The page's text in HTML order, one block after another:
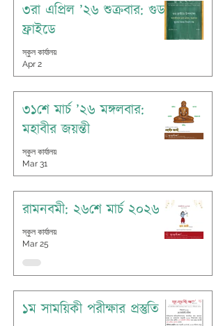
৩রা এপ্রিল ’২৬ শুক্রবার: গুড
ফ্রাইডে
স্কুল কার্যালয়
Apr 2
৩১শে মার্চ ’২৬ মঙ্গলবার:
মহাবীর জয়ন্তী
স্কুল কার্যালয়
Mar 31
রামনবমী: ২৬শে মার্চ ২০২৬
স্কুল কার্যালয়
Mar 25
১ম সাময়িকী পরীক্ষার প্রস্তুতি